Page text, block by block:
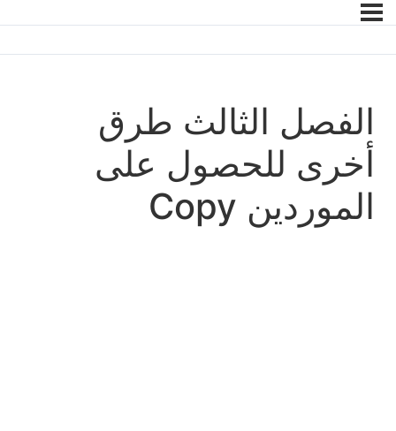
الفصل الثالث طرق
أخرى للحصول على
الموردين Copy